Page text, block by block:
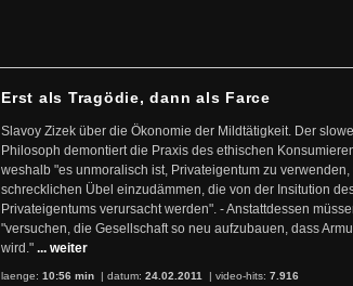
Erst als Tragödie, dann als Farce
Slavoy Zizek über die Ökonomie der Mildtätigkeit. Der
Philosoph demontiert die Praxis des ethischen
weshalb "es unmoralisch ist, Privateigentum zu verwenden,
schrecklichen Übel einzudämmen, die von der Insitution
Privateigentums verursacht werden". - Anstattdessen
"versuchen, die Gesellschaft so neu aufzubauen, dass
wird." ... weiter
laenge: 10:56 min | datum: 24.02.2011 | video-hits: 7.916